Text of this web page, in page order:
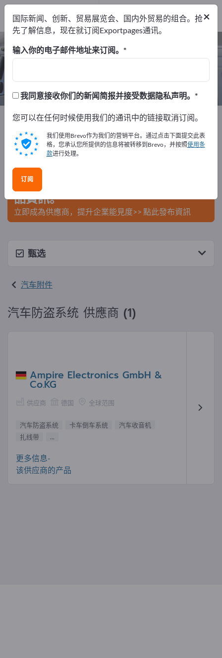
汽车防盗系统 – 查找制造商和供应商
1 1
出口商1
经销商1
Exportpages 车辆 汽车附件 汽车防盗系统
在Exportpages免費刊登廣告！
在Exportpages上發布您的公司與產
品資訊。
立即成為供應商，提升企業能見度>> 點此發布資訊
甄选
汽车附件
汽车防盗系统 供應商 (1)
Ampire Electronics GmbH &
Co.KG
供应商 德国 全球范围
汽车防盗系统 卡车倒车系统
汽车收音机
扎线带
...
更多信息-
该供应商的产品
×
国际新闻、创新、贸易展览会、国内外贸易的组合。抢
先了解信息，现在就订阅Exportpages通讯。
输入你的电子邮件地址来订阅。
我同意接收你们的新闻简报并接受数据隐私声明。
您可以在任何时候使用我们的通讯中的链接取消订阅。
我们使用Brevo作为我们的营销平台。通过点击下面提交此表
格，您承认您所提供的信息将被转移到Brevo，并按照使用条
款进行处理。
订阅